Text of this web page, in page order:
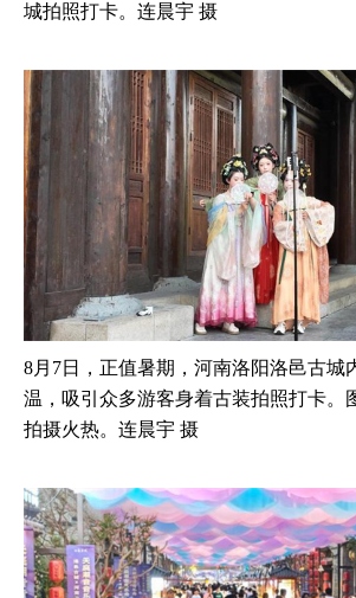
城拍照打卡。连晨宇 摄
8月7日，正值暑期，河南洛阳洛邑古城
温，吸引众多游客身着古装拍照打卡。
拍摄火热。连晨宇 摄